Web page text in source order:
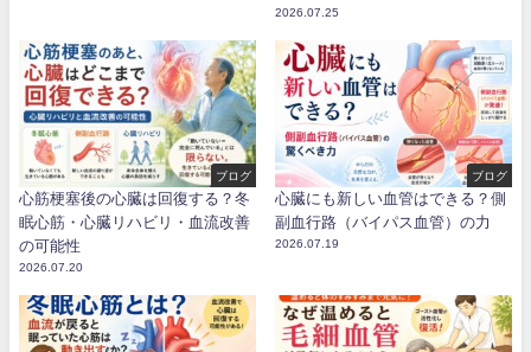
2026.07.25
ブログ
心筋梗塞後の心臓は回復する？冬
眠心筋・心臓リハビリ・血流改善
の可能性
2026.07.20
ブログ
心臓にも新しい血管はできる？側
副血行路（バイパス血管）の力
2026.07.19